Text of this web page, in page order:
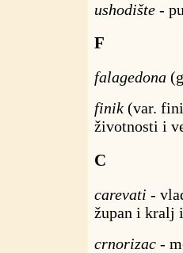
ushodište -
F
falagedona
finik (var.
životnosti i
C
carevati -
župan i kralj
crnorizac -